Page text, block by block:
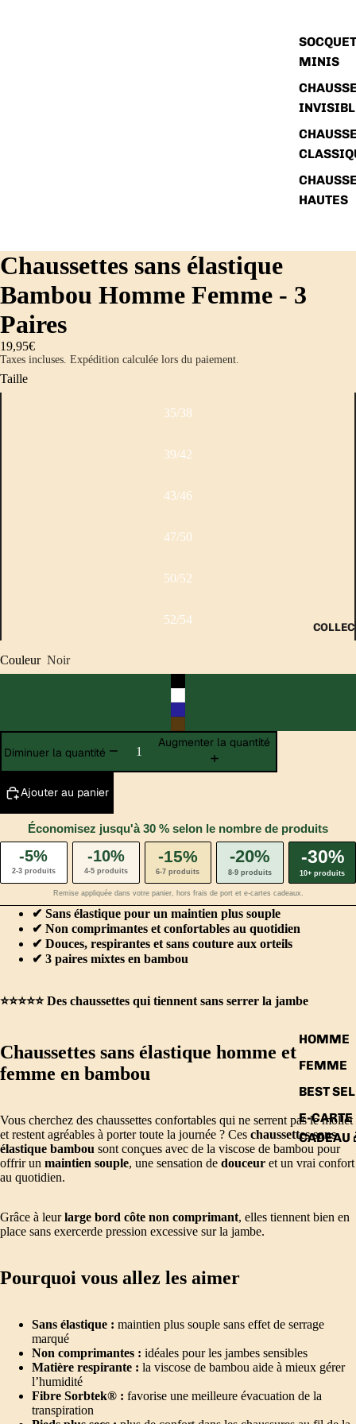
MINIS
HAUTES
HOMME
FEMME
BEST
E-CARTE
CADEAU
Chaussettes sans élastique
Bambou Homme Femme - 3
Paires
19,95€
Taxes incluses. Expédition calculée lors du paiement.
Taille
35/38
39/42
43/46
47/50
50/52
52/54
Couleur Noir
Diminuer la quantité
Augmenter la quantité
Ajouter au panier
Économisez jusqu'à 30 % selon le nombre de produits
-5%
2-3 produits
-10%
4-5 produits
-15%
6-7 produits
-20%
8-9 produits
-30%
10+ produits
Remise appliquée dans votre panier, hors frais de port et e-cartes cadeaux.
✔ Sans élastique pour un maintien plus souple
✔ Non comprimantes et confortables au quotidien
✔ Douces, respirantes et sans couture aux orteils
✔ 3 paires mixtes en bambou
⭐️⭐️⭐️⭐️⭐️ Des chaussettes qui tiennent sans serrer la jambe
Chaussettes sans élastique homme et
femme en bambou
Vous cherchez des chaussettes confortables qui ne serrent pas le mollet
et restent agréables à porter toute la journée ? Ces chaussettes sans
élastique bambou sont conçues avec de la viscose de bambou pour
offrir un maintien souple, une sensation de douceur et un vrai confort
au quotidien.
Grâce à leurlarge bord côte non comprimant, elles tiennent bien en
place sans exercerde pression excessive sur la jambe.
Pourquoi vous allez les aimer
Sans élastique : maintien plus souple sans effet de serrage
marqué
Non comprimantes : idéales pour les jambes sensibles
Matière respirante : la viscose de bambou aide à mieux gérer
l’humidité
Fibre Sorbtek® : favorise une meilleure évacuation de la
transpiration